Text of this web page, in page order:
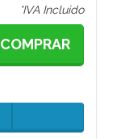
*IVA Incluido
COMPRAR